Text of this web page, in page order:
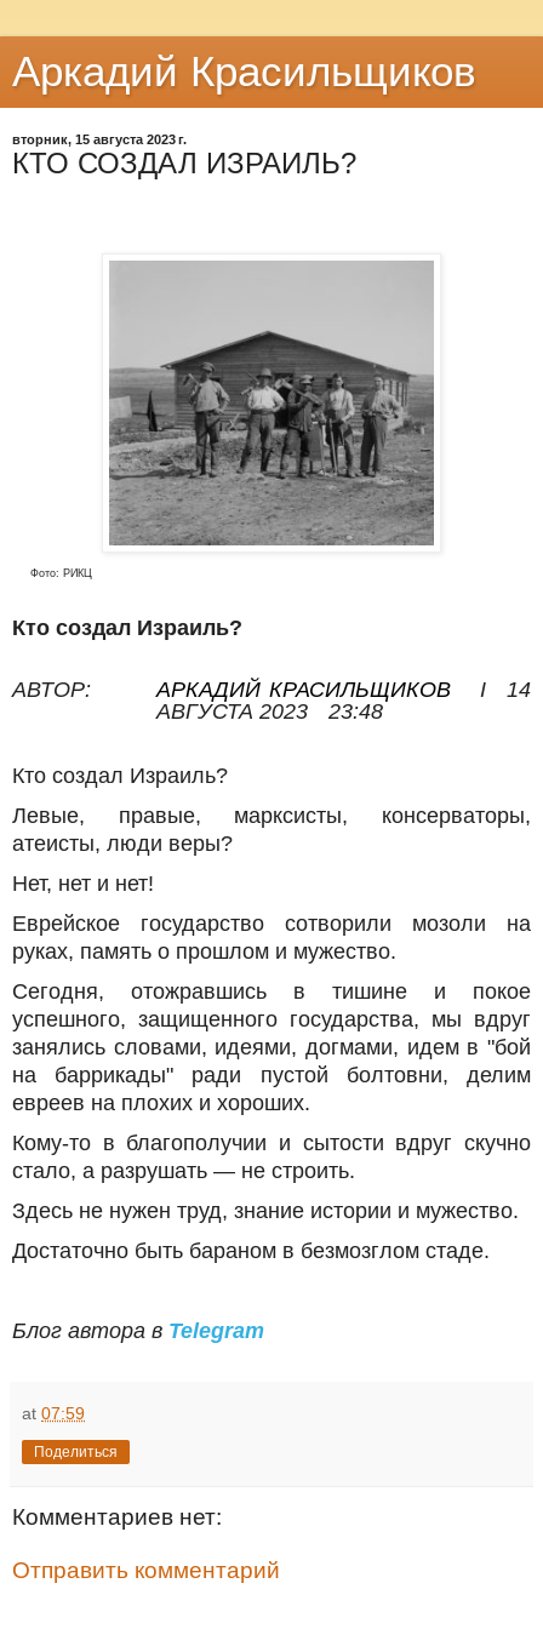
Аркадий Красильщиков
вторник, 15 августа 2023 г.
КТО СОЗДАЛ ИЗРАИЛЬ?
Фото: РИКЦ
Кто создал Израиль?
АВТОР: АРКАДИЙ КРАСИЛЬЩИКОВ I
14
АВГУСТА 2023
23:48
Кто создал Израиль?
Левые, правые, марксисты, консерваторы,
атеисты, люди веры?
Нет, нет и нет!
Еврейское государство сотворили мозоли на
руках, память о прошлом и мужество.
Сегодня, отожравшись в тишине и покое
успешного, защищенного государства, мы вдруг
занялись словами, идеями, догмами, идем в "бой
на баррикады" ради пустой болтовни, делим
евреев на плохих и хороших.
Кому-то в благополучии и сытости вдруг скучно
стало, а разрушать — не строить.
Здесь не нужен труд, знание истории и мужество.
Достаточно быть бараном в безмозглом стаде.
Блог автора в Telegram
at 07:59
Поделиться
Комментариев нет:
Отправить комментарий